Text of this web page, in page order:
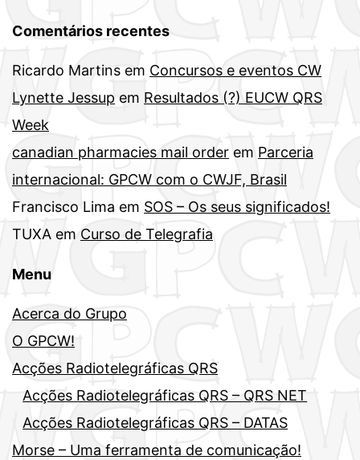
Comentários recentes
Ricardo Martins em Concursos e eventos CW
Lynette Jessup em Resultados (?) EUCW QRS
Week
canadian pharmacies mail order em Parceria
internacional: GPCW com o CWJF, Brasil
Francisco Lima em SOS – Os seus significados!
TUXA em Curso de Telegrafia
Menu
Acerca do Grupo
O GPCW!
Acções Radiotelegráficas QRS
Acções Radiotelegráficas QRS – QRS NET
Acções Radiotelegráficas QRS – DATAS
Morse – Uma ferramenta de comunicação!